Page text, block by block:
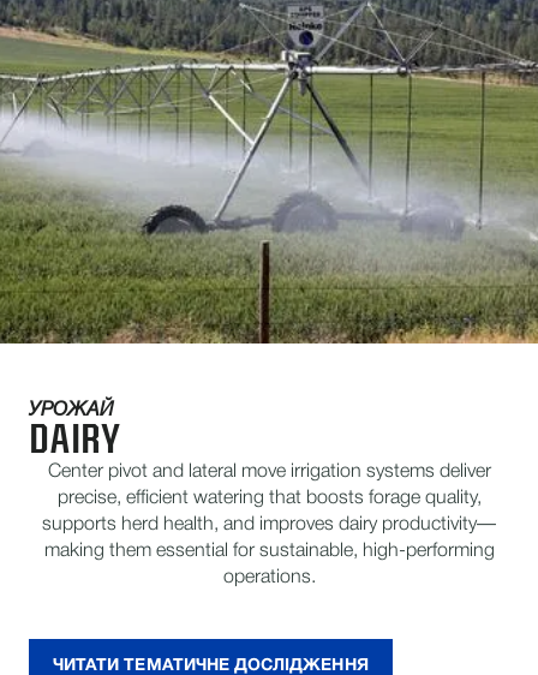
УРОЖАЙ
DAIRY
Center pivot and lateral move irrigation systems deliver
precise, efficient watering that boosts forage quality,
supports herd health, and improves dairy productivity—
making them essential for sustainable, high-performing
operations.
ЧИТАТИ ТЕМАТИЧНЕ ДОСЛІДЖЕННЯ